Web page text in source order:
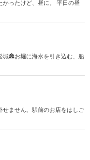
ったけど、昼に。 平日の昼
城🏯お堀に海水を引き込む、船
ません。駅前のお店をはしご